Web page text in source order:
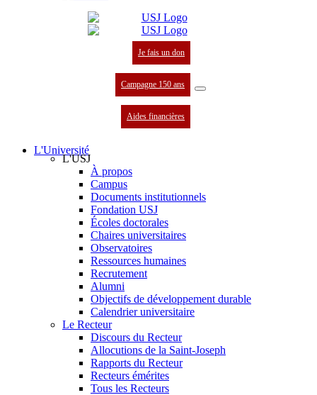
Je fais un don
Campagne 150 ans
Aides financières
L'Université
L'USJ
À propos
Campus
Documents institutionnels
Fondation USJ
Écoles doctorales
Chaires universitaires
Observatoires
Ressources humaines
Recrutement
Alumni
Objectifs de développement durable
Calendrier universitaire
Le Recteur
Discours du Recteur
Allocutions de la Saint-Joseph
Rapports du Recteur
Recteurs émérites
Tous les Recteurs